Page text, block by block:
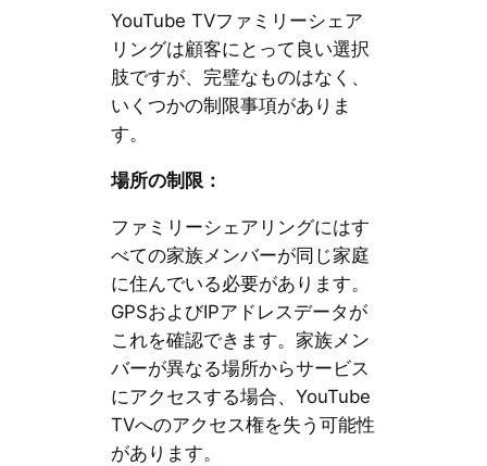
YouTube TVファミリーシェア
リングは顧客にとって良い選択
肢ですが、完璧なものはなく、
いくつかの制限事項がありま
す。
場所の制限：
ファミリーシェアリングにはす
べての家族メンバーが同じ家庭
に住んでいる必要があります。
GPSおよびIPアドレスデータが
これを確認できます。家族メン
バーが異なる場所からサービス
にアクセスする場合、YouTube
TVへのアクセス権を失う可能性
があります。